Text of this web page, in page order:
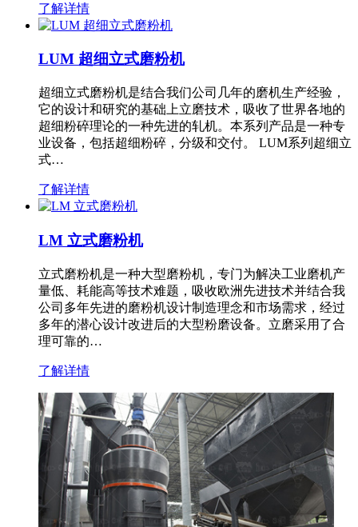
了解详情
LUM 超细立式磨粉机
超细立式磨粉机是结合我们公司几年的磨机生产经验，
它的设计和研究的基础上立磨技术，吸收了世界各地的
超细粉碎理论的一种先进的轧机。本系列产品是一种专
业设备，包括超细粉碎，分级和交付。 LUM系列超细立
式…
了解详情
LM 立式磨粉机
立式磨粉机是一种大型磨粉机，专门为解决工业磨机产
量低、耗能高等技术难题，吸收欧洲先进技术并结合我
公司多年先进的磨粉机设计制造理念和市场需求，经过
多年的潜心设计改进后的大型粉磨设备。立磨采用了合
理可靠的…
了解详情